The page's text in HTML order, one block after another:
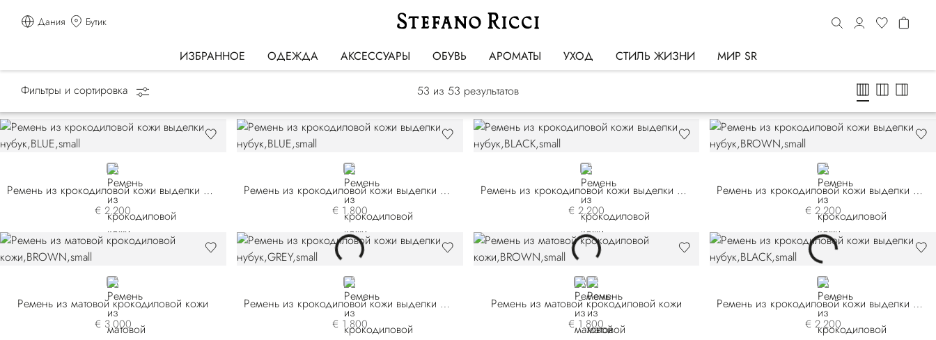
Дания Бутик
ИЗБРАННОЕ ОДЕЖДА АКСЕССУАРЫ ОБУВЬ АРОМАТЫ УХОД СТИЛЬ ЖИЗНИ МИР SR
Главная страница АКСЕССУАРЫ
Ремни
Фильтры и сортировка 53 из 53 результатов
BLUE
Ремень из крокодиловой кожи выделки нубук
€ 2.200
BLUE
Ремень из крокодиловой кожи выделки нубук
€ 1.800
BLACK
Ремень из крокодиловой кожи выделки нубук
€ 2.200
BROWN
Ремень из крокодиловой кожи выделки нубук
€ 2.200
BROWN
Ремень из матовой крокодиловой кожи
€ 3.000
GREY
Ремень из крокодиловой кожи выделки нубук
€ 1.800
BROWN
BLACK
Ремень из матовой крокодиловой кожи
€ 1.800
BLACK
Ремень из крокодиловой кожи выделки нубук
€ 2.200